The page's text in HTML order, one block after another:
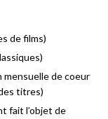
de films)
mensuelle de coeur
titres)
fait l’objet de